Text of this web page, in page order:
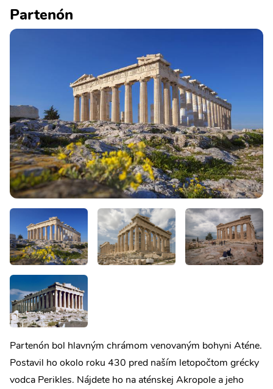
Partenón
Partenón bol hlavným chrámom venovaným bohyni Aténe.
Postavil ho okolo roku 430 pred naším letopočtom grécky
vodca Perikles. Nájdete ho na aténskej Akropole a jeho